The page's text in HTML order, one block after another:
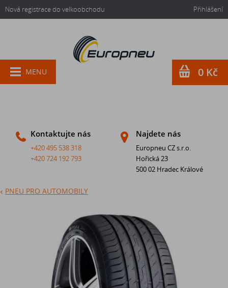
Nová registrace do velkoobchodu Přihlášení
Kontaktujte nás
+420 495 538 318
+420 724 192 793
Najdete nás
Europneu CZ s.r.o.
Hořická 23
500 02 Hradec Králové
MENU 0 Kč
PNEU PRO AUTOMOBILY